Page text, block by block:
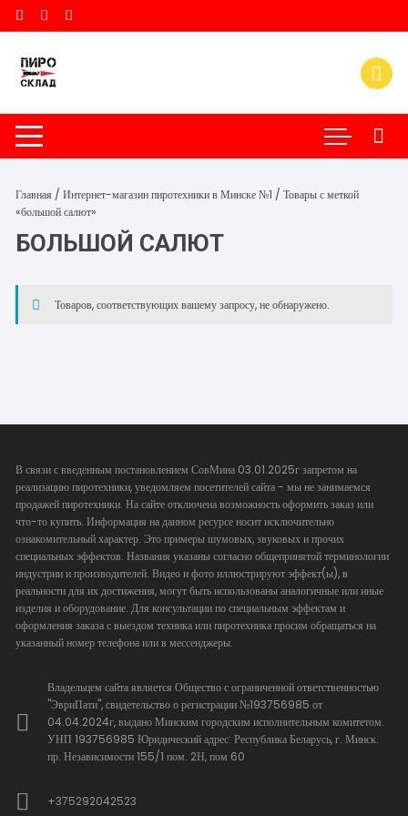
Перейти
к
содержимому
Главная /Интернет-магазин пиротехники в Минске №1 / Товары с меткой
«большой салют»
БОЛЬШОЙ САЛЮТ
Товаров, соответствующих вашему запросу, не обнаружено.
В связи с введенным постановлением СовМина 03.01.2025г запретом на
реализацию пиротехники, уведомляем посетителей сайта - мы не занимаемся
продажей пиротехники. На сайте отключена возможность оформить заказ или
что-то купить. Информация на данном ресурсе носит исключительно
ознакомительный характер. Это примеры шумовых, звуковых и прочих
специальных эффектов. Названия указаны согласно общепринятой терминологии
индустрии и производителей. Видео и фото иллюстрируют эффект(ы), в
реальности для их достижения, могут быть использованы аналогичные или иные
изделия и оборудование. Для консультации по специальным эффектам и
оформления заказа с выездом техника или пиротехника просим обращаться на
указанный номер телефона или в мессенджеры.
Владельцем сайта является Общество с ограниченной ответственностью
"ЭвриПати", свидетельство о регистрации №193756985 от
04.04.2024г, выдано Минским городским исполнительным комитетом.
УНП 193756985 Юридический адрес: Республика Беларусь, г. Минск.
пр. Независимости 155/1 пом. 2Н, пом 60
+375292042523